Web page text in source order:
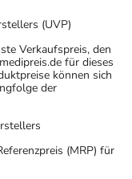
(UVP)
Verkaufspreis, den
für dieses
können sich
der
(MRP) für